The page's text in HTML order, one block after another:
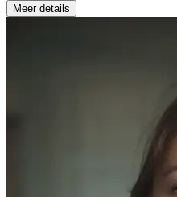
Meer details